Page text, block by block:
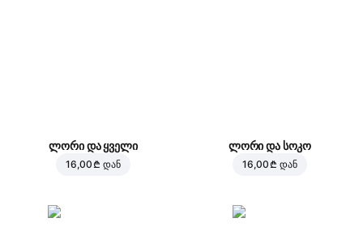
ლორი და ყველი
16,00 ₾ დან
ლორი და სოკო
16,00 ₾ დან